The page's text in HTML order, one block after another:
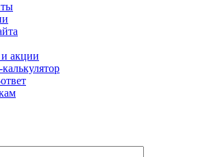
акции